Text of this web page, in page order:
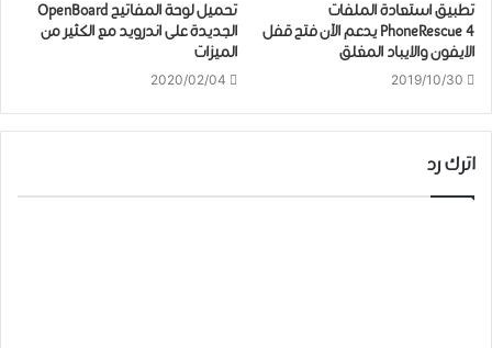
تطبيق استعادة الملفات
PhoneRescue 4 ﻳﺪﻋﻢ ﺍﻵﻥ ﻓﺘﺢ ﻗﻔﻞ
ﺍﻻﻳﻔﻮﻥ ﻭﺍﻻﻳﺒﺎﺩ ﺍﻟﻤﻐﻠﻖ
2019/10/30
تحميل لوحة المفاتيح OpenBoard
الجديدة على اندرويد مع الكثير من
الميزات
2020/02/04
اترك رد